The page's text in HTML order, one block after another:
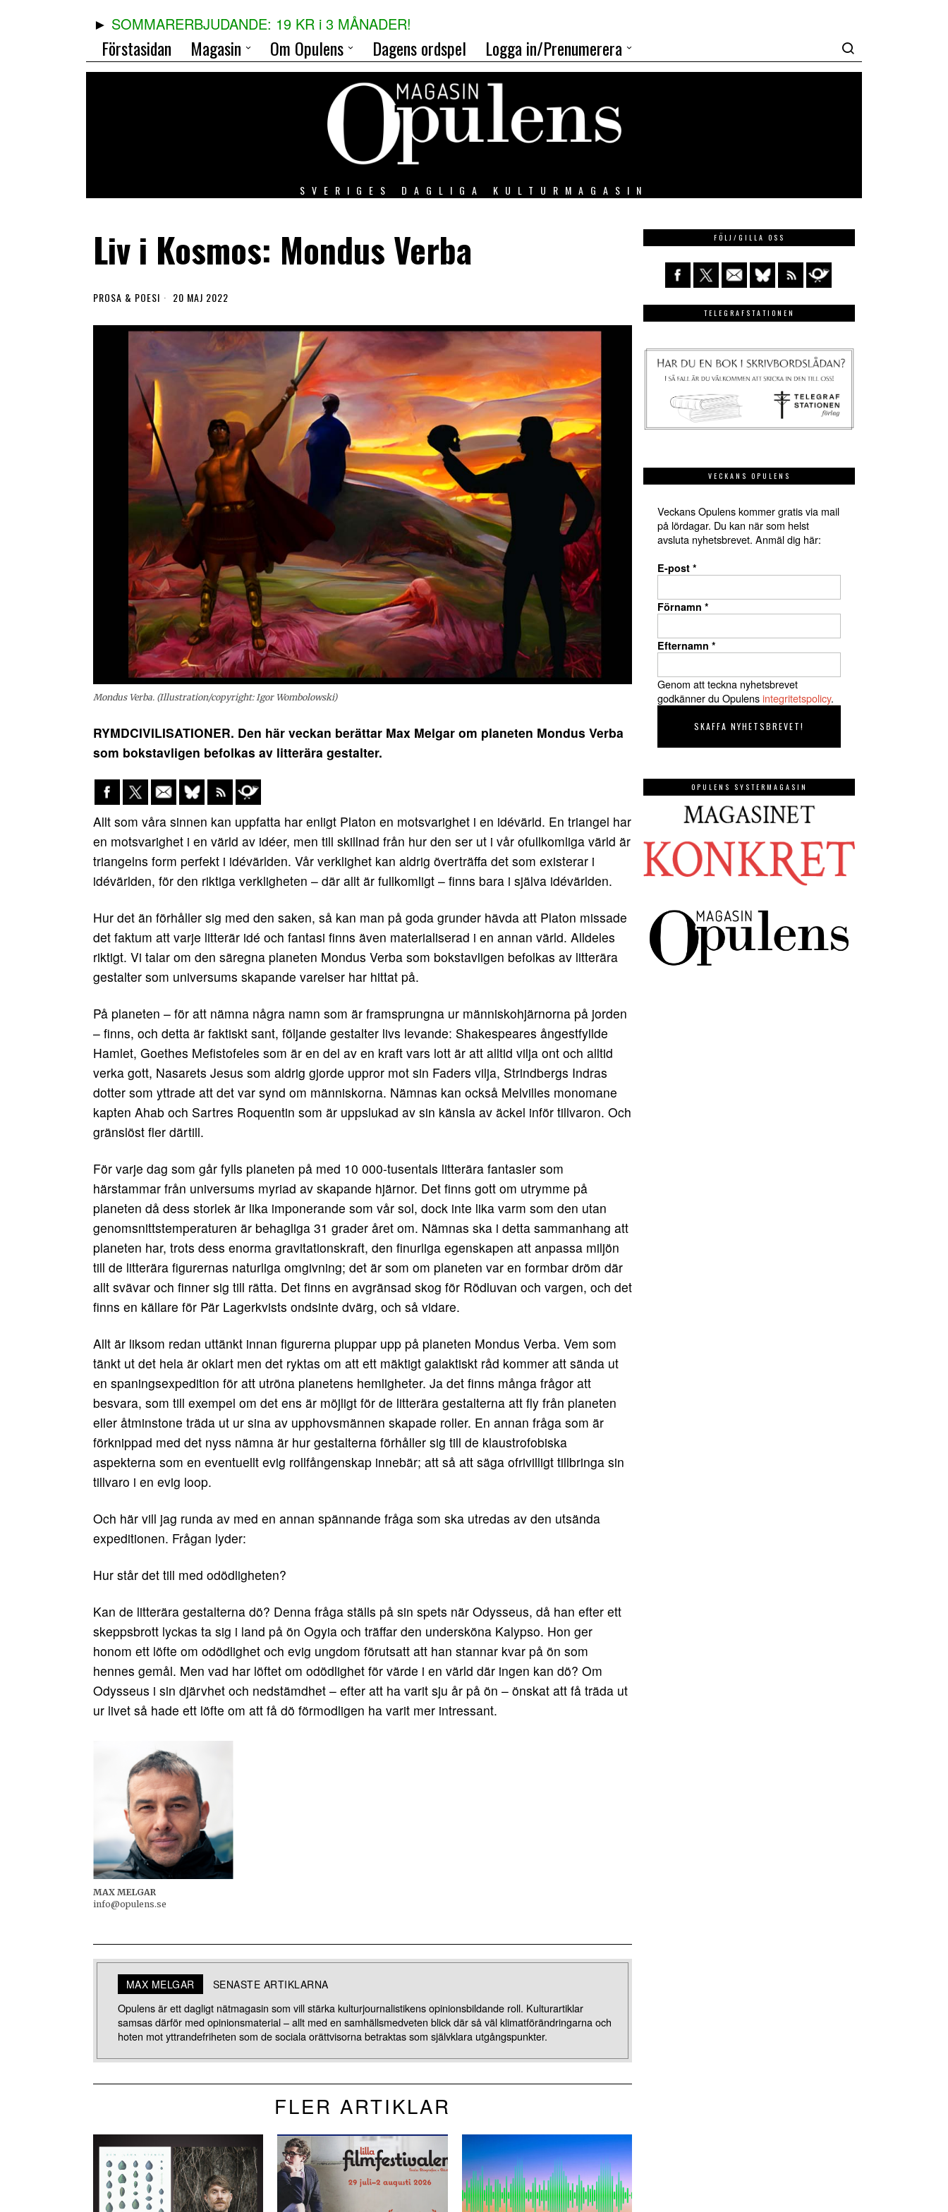
SOMMARERBJUDANDE: 19 KR i 3 MÅNADER!
Förstasidan Magasin Om Opulens Dagens ordspel Logga in/Prenumerera
SVERIGES DAGLIGA KULTURMAGASIN
Liv i Kosmos: Mondus Verba
PROSA & POESI 20 MAJ 2022
Mondus Verba. (Illustration/copyright: Igor Wombolowski)
RYMDCIVILISATIONER. Den här veckan berättar Max Melgar om planeten Mondus Verba
som bokstavligen befolkas av litterära gestalter.
Allt som våra sinnen kan uppfatta har enligt Platon en motsvarighet i en idévärld. En triangel har
en motsvarighet i en värld av idéer, men till skillnad från hur den ser ut i vår ofullkomliga värld är
triangelns form perfekt i idévärlden. Vår verklighet kan aldrig överträffa det som existerar i
idévärlden, för den riktiga verkligheten – där allt är fullkomligt – finns bara i själva idévärlden.
Hur det än förhåller sig med den saken, så kan man på goda grunder hävda att Platon missade
det faktum att varje litterär idé och fantasi finns även materialiserad i en annan värld. Alldeles
riktigt. Vi talar om den säregna planeten Mondus Verba som bokstavligen befolkas av litterära
gestalter som universums skapande varelser har hittat på.
På planeten – för att nämna några namn som är framsprungna ur människohjärnorna på jorden
– finns, och detta är faktiskt sant, följande gestalter livs levande: Shakespeares ångestfyllde
Hamlet, Goethes Mefistofeles som är en del av en kraft vars lott är att alltid vilja ont och alltid
verka gott, Nasarets Jesus som aldrig gjorde uppror mot sin Faders vilja, Strindbergs Indras
dotter som yttrade att det var synd om människorna. Nämnas kan också Melvilles monomane
kapten Ahab och Sartres Roquentin som är uppslukad av sin känsla av äckel inför tillvaron. Och
gränslöst fler därtill.
För varje dag som går fylls planeten på med 10 000-tusentals litterära fantasier som
härstammar från universums myriad av skapande hjärnor. Det finns gott om utrymme på
planeten då dess storlek är lika imponerande som vår sol, dock inte lika varm som den utan
genomsnittstemperaturen är behagliga 31 grader året om. Nämnas ska i detta sammanhang att
planeten har, trots dess enorma gravitationskraft, den finurliga egenskapen att anpassa miljön
till de litterära figurernas naturliga omgivning; det är som om planeten var en formbar dröm där
allt svävar och finner sig till rätta. Det finns en avgränsad skog för Rödluvan och vargen, och det
finns en källare för Pär Lagerkvists ondsinte dvärg, och så vidare.
Allt är liksom redan uttänkt innan figurerna pluppar upp på planeten Mondus Verba. Vem som
tänkt ut det hela är oklart men det ryktas om att ett mäktigt galaktiskt råd kommer att sända ut
en spaningsexpedition för att utröna planetens hemligheter. Ja det finns många frågor att
besvara, som till exempel om det ens är möjligt för de litterära gestalterna att fly från planeten
eller åtminstone träda ut ur sina av upphovsmännen skapade roller. En annan fråga som är
förknippad med det nyss nämna är hur gestalterna förhåller sig till de klaustrofobiska
aspekterna som en eventuellt evig rollfångenskap innebär; att så att säga ofrivilligt tillbringa sin
tillvaro i en evig loop.
Och här vill jag runda av med en annan spännande fråga som ska utredas av den utsända
expeditionen. Frågan lyder:
Hur står det till med odödligheten?
Kan de litterära gestalterna dö? Denna fråga ställs på sin spets när Odysseus, då han efter ett
skeppsbrott lyckas ta sig i land på ön Ogyia och träffar den undersköna Kalypso. Hon ger
honom ett löfte om odödlighet och evig ungdom förutsatt att han stannar kvar på ön som
hennes gemål. Men vad har löftet om odödlighet för värde i en värld där ingen kan dö? Om
Odysseus i sin djärvhet och nedstämdhet – efter att ha varit sju år på ön – önskat att få träda ut
ur livet så hade ett löfte om att få dö förmodligen ha varit mer intressant.
MAX MELGAR
info@opulens.se
MAX MELGAR SENASTE ARTIKLARNA
Opulens är ett dagligt nätmagasin som vill stärka kulturjournalistikens opinionsbildande roll. Kulturartiklar
samsas därför med opinionsmaterial – allt med en samhällsmedveten blick där så väl klimatförändringarna och
hoten mot yttrandefriheten som de sociala orättvisorna betraktas som självklara utgångspunkter.
FLER ARTIKLAR
FÖLJ/GILLA OSS
TELEGRAFSTATIONEN
VECKANS OPULENS
Veckans Opulens kommer gratis via mail
på lördagar. Du kan när som helst
avsluta nyhetsbrevet. Anmäl dig här:
E-post *
Förnamn *
Efternamn *
Genom att teckna nyhetsbrevet
godkänner du Opulensintegritetspolicy.
OPULENS SYSTERMAGASIN